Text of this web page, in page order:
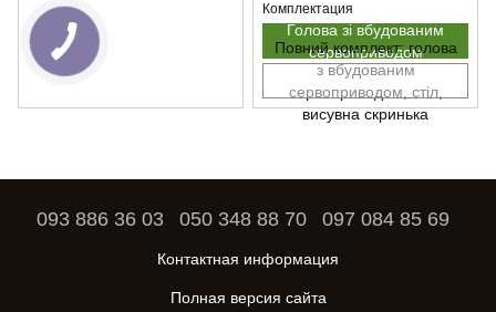
Комплектация
Голова зі вбудованим
сервоприводом
Повний комплект: голова
з вбудованим
сервоприводом, стіл,
висувна скринька
093 886 36 03 050 348 88 70 097 084 85 69
Контактная информация
Полная версия сайта